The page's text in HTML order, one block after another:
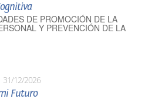
DE PROMOCIÓN DE LA
Y PREVENCIÓN DE LA
31/12/2026
Futuro